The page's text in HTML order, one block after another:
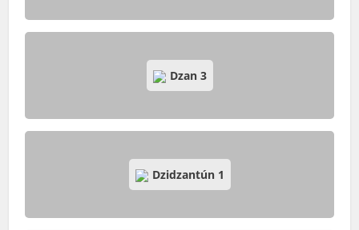
Dzan 3
Dzidzantún 1